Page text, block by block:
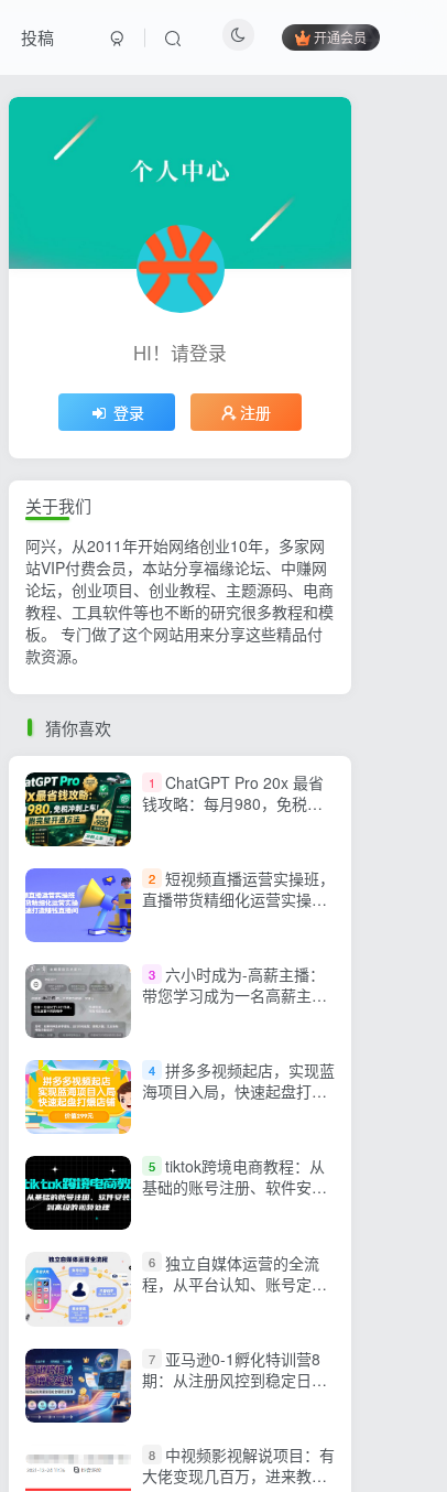
投稿 开通会员
HI！请登录
登录 注册
关于我们
阿兴，从2011年开始网络创业10年，多家网
站VIP付费会员，本站分享福缘论坛、中赚网
论坛，创业项目、创业教程、主题源码、电商
教程、工具软件等也不断的研究很多教程和模
板。 专门做了这个网站用来分享这些精品付
款资源。
猜你喜欢
1
ChatGPT Pro 20x 最省
钱攻略：每月980，免税冲
2 短视频直播运营实操班，
直播带货精细化运营实操，
3 六小时成为-高薪主播：
带您学习成为一名高薪主播
4 拼多多视频起店，实现蓝
海项目入局，快速起盘打爆
5 tiktok跨境电商教程：从
基础的账号注册、软件安
6 独立自媒体运营的全流
程，从平台认知、账号定
7
亚马逊0-1孵化特训营8
期：从注册风控到稳定日出
8
中视频影视解说项目：有
大佬变现几百万，进来教你